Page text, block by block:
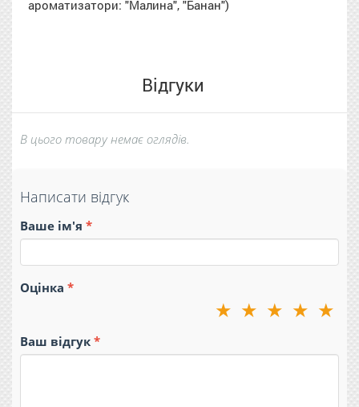
ароматизатори: "Малина", "Банан")
Відгуки
В цього товару немає оглядів.
Написати відгук
Ваше ім'я
Оцінка
★
★
★
★
★
Ваш відгук